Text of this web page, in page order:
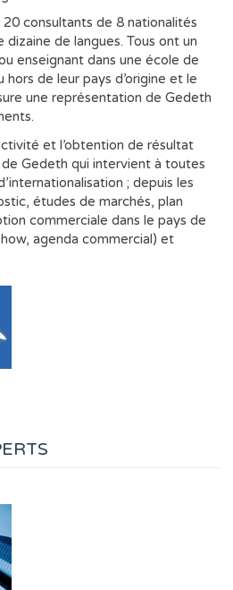
consultants de 8 nationalités
de langues. Tous ont un
enseignant dans une école de
de leur pays d’origine et le
une représentation de Gedeth
et l’obtention de résultat
Gedeth qui intervient à toutes
; depuis les
études de marchés, plan
commerciale dans le pays de
agenda commercial) et